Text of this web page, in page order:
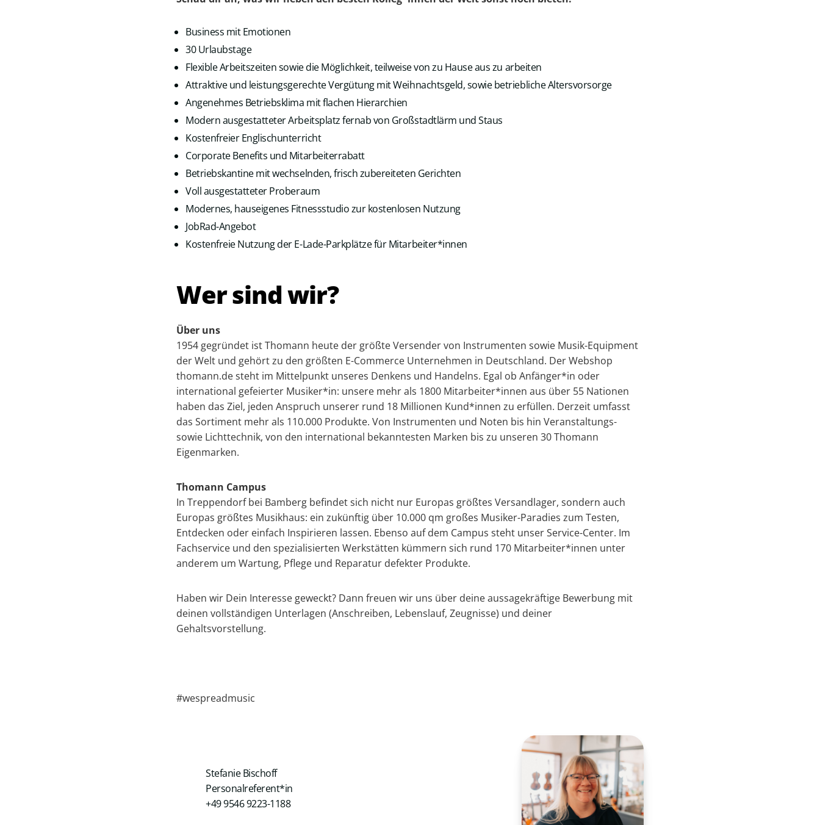
Business mit Emotionen
30 Urlaubstage
Flexible Arbeitszeiten sowie die Möglichkeit, teilweise von zu Hause aus zu arbeiten
Attraktive und leistungsgerechte Vergütung mit Weihnachtsgeld, sowie betriebliche Altersvorsorge
Angenehmes Betriebsklima mit flachen Hierarchien
Modern ausgestatteter Arbeitsplatz fernab von Großstadtlärm und Staus
Kostenfreier Englischunterricht
Corporate Benefits und Mitarbeiterrabatt
Betriebskantine mit wechselnden, frisch zubereiteten Gerichten
Voll ausgestatteter Proberaum
Modernes, hauseigenes Fitnessstudio zur kostenlosen Nutzung
JobRad-Angebot
Kostenfreie Nutzung der E-Lade-Parkplätze für Mitarbeiter*innen
Wer sind wir?
Über uns
1954 gegründet ist Thomann heute der größte Versender von Instrumenten sowie Musik-Equipment
der Welt und gehört zu den größten E-Commerce Unternehmen in Deutschland. Der Webshop
thomann.de steht im Mittelpunkt unseres Denkens und Handelns. Egal ob Anfänger*in oder
international gefeierter Musiker*in: unsere mehr als 1800 Mitarbeiter*innen aus über 55 Nationen
haben das Ziel, jeden Anspruch unserer rund 18 Millionen Kund*innen zu erfüllen. Derzeit umfasst
das Sortiment mehr als 110.000 Produkte. Von Instrumenten und Noten bis hin Veranstaltungs-
sowie Lichttechnik, von den international bekanntesten Marken bis zu unseren 30 Thomann
Eigenmarken.
Thomann Campus
In Treppendorf bei Bamberg befindet sich nicht nur Europas größtes Versandlager, sondern auch
Europas größtes Musikhaus: ein zukünftig über 10.000 qm großes Musiker-Paradies zum Testen,
Entdecken oder einfach Inspirieren lassen. Ebenso auf dem Campus steht unser Service-Center. Im
Fachservice und den spezialisierten Werkstätten kümmern sich rund 170 Mitarbeiter*innen unter
anderem um Wartung, Pflege und Reparatur defekter Produkte.
Haben wir Dein Interesse geweckt? Dann freuen wir uns über deine aussagekräftige Bewerbung mit
deinen vollständigen Unterlagen (Anschreiben, Lebenslauf, Zeugnisse) und deiner
Gehaltsvorstellung.
#wespreadmusic
Stefanie Bischoff
Personalreferent*in
+49 9546 9223-1188